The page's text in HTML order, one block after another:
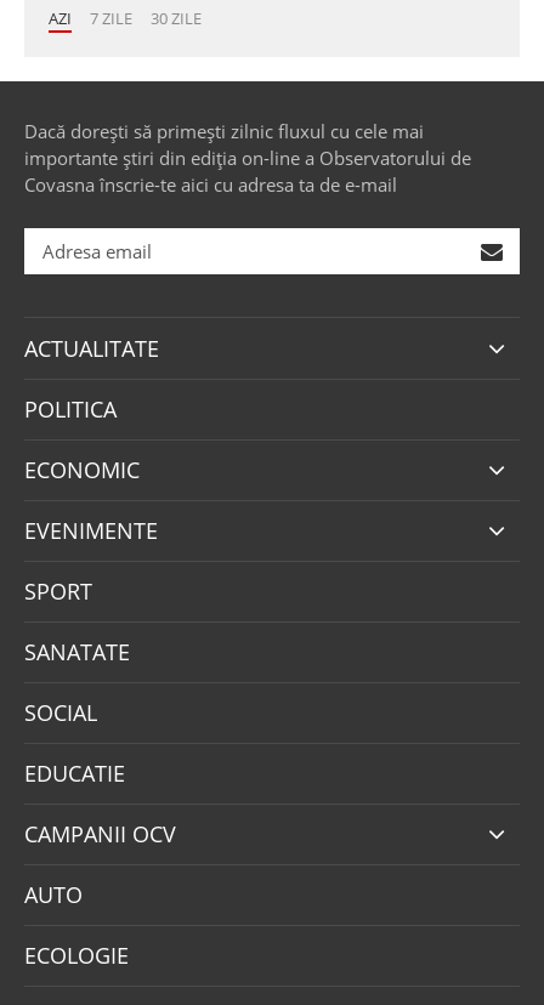
AZI 7 ZILE 30 ZILE
Dacă dorești să primești zilnic fluxul cu cele mai
importante știri din ediția on-line a Observatorului de
Covasna înscrie-te aici cu adresa ta de e-mail
ACTUALITATE
POLITICA
ECONOMIC
EVENIMENTE
SPORT
SANATATE
SOCIAL
EDUCATIE
CAMPANII OCV
AUTO
ECOLOGIE